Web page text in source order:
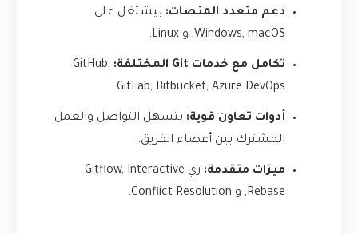
دعم متعدد المنصات: بيشتغل على
Windows, macOS, و Linux.
تكامل مع خدمات Git المختلفة:
GitHub,
GitLab, Bitbucket, Azure DevOps.
أدوات تعاون قوية: بتسهل التواصل والعمل
المشترك بين أعضاء الفريق.
ميزات متقدمة:
زي Gitflow, Interactive
Rebase, و Conflict Resolution.